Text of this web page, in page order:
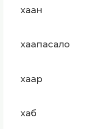
хаан
хаапасало
хаар
хаб